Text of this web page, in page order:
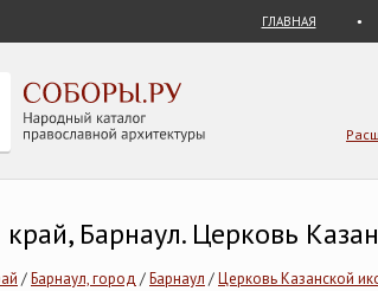
ГЛАВНАЯ
край, Барнаул. Церковь
/Барнаул, город /Барнаул /Церковь Казанской